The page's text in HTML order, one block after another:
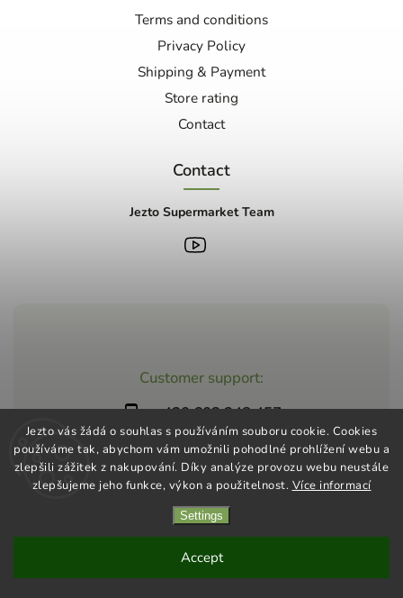
Jezto vás žádá o souhlas s používáním souboru cookie. Cookies
používáme tak, abychom vám umožnili pohodlné prohlížení webu a
zlepšili zážitek z nakupování. Díky analýze provozu webu neustále
zlepšujeme jeho funkce, výkon a použitelnost. Více informací
Settings
Accept
Customer support:
+420 603 248 457
info@jeztomarket.cz
Terms and conditions
Privacy Policy
Shipping & Payment
Store rating
Contact
Contact
Jezto Supermarket Team
Shoptet | Design